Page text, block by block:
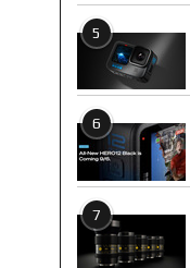
5
6
7